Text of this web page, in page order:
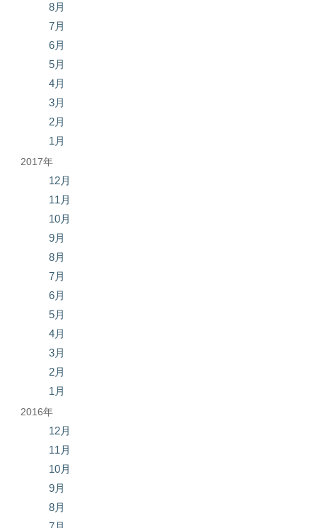
8月
7月
6月
5月
4月
3月
2月
1月
2017年
12月
11月
10月
9月
8月
7月
6月
5月
4月
3月
2月
1月
2016年
12月
11月
10月
9月
8月